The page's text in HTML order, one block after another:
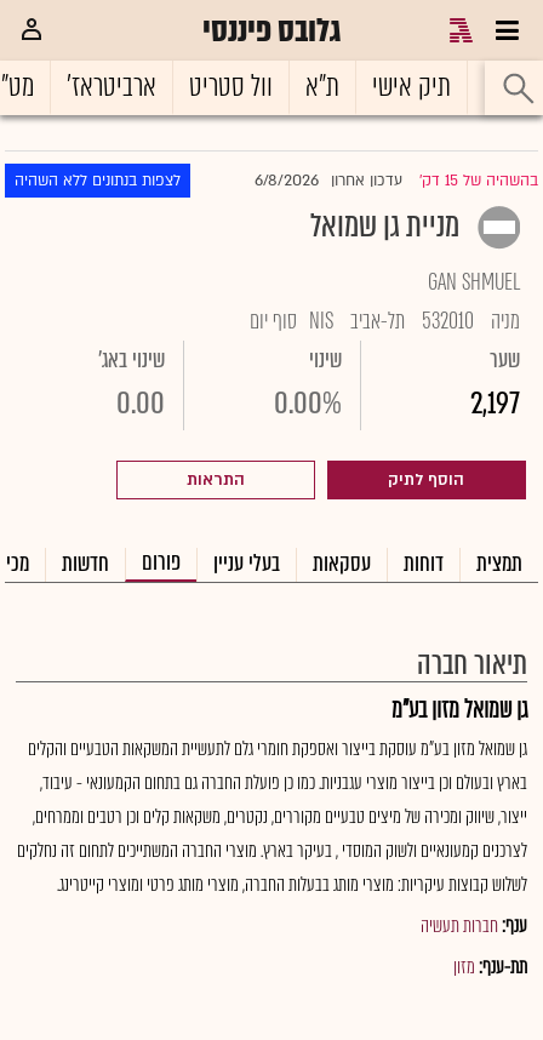
גלובס פיננסי
ראשי תיק אישי ת"א וול סטריט ארביטראז'
בהשהיה של 15 דק' |עדכון אחרון 6/8/2026 לצפות בנתונים ללא השהיה
מניית גן שמואל
GAN SHMUEL
מניה
532010 תל-אביב NIS סוף יום
שער
2,197
שינוי
0.00%
שינוי באג'
0.00
הוסף לתיק התראות
תמצית דוחות עסקאות בעלי עניין פורום חדשות
תיאור חברה
גן שמואל מזון בע"מ
גן שמואל מזון בע"מ עוסקת בייצור ואספקת חומרי גלם לתעשיית המשקאות הטבעיים והקלים
בארץ ובעולם וכן בייצור מוצרי עגבניות. כמו כן פועלת החברה גם בתחום הקמעונאי - עיבוד,
ייצור, שיווק ומכירה של מיצים טבעיים מקוררים, נקטרים, משקאות קלים וכן רטבים וממרחים,
לצרכנים קמעונאיים ולשוק המוסדי , בעיקר בארץ. מוצרי החברה המשתייכים לתחום זה נחלקים
לשלוש קבוצות עיקריות: מוצרי מותג בבעלות החברה, מוצרי מותג פרטי ומוצרי קייטרינג.
ענף:חברות תעשיה
תת-ענף:מזון